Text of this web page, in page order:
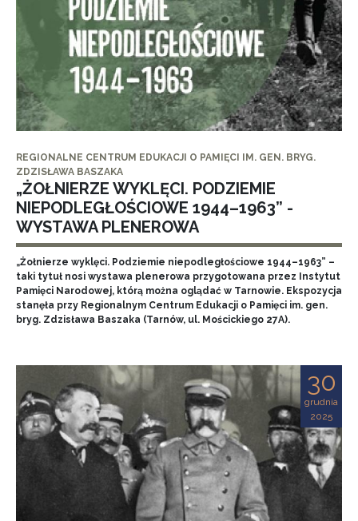
REGIONALNE CENTRUM EDUKACJI O PAMIĘCI IM. GEN. BRYG.
ZDZISŁAWA BASZAKA
„ŻOŁNIERZE WYKLĘCI. PODZIEMIE
NIEPODLEGŁOŚCIOWE 1944–1963” -
WYSTAWA PLENEROWA
„Żołnierze wyklęci. Podziemie niepodległościowe 1944–1963” –
taki tytuł nosi wystawa plenerowa przygotowana przez Instytut
Pamięci Narodowej, którą można oglądać w Tarnowie. Ekspozycja
stanęła przy Regionalnym Centrum Edukacji o Pamięci im. gen.
bryg. Zdzisława Baszaka (Tarnów, ul. Mościckiego 27A).
30
grudnia
2025